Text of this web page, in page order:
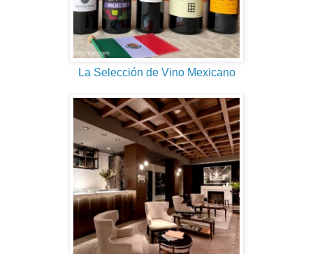
La Selección de Vino Mexicano